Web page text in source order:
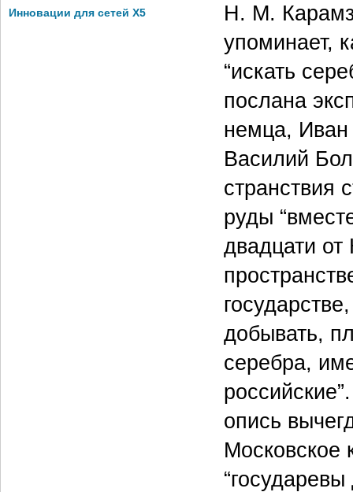
Инновации для сетей X5
Н. М.
упоминает,
“искать
послана
немца, Иван
Василий
странствия
руды
двадцати
добывать,
серебра,
опись
Московское
“государевы